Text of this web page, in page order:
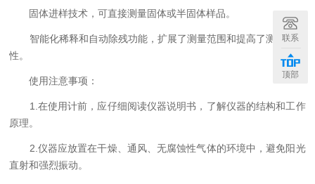
固体进样技术，可直接测量固体或半固体样品。
智能化稀释和自动除残功能，扩展了测量范围和提高了测量准确
性。
使用注意事项：
1.在使用计前，应仔细阅读仪器说明书，了解仪器的结构和工作
原理。
2.仪器应放置在干燥、通风、无腐蚀性气体的环境中，避免阳光
直射和强烈振动。
联系
顶部